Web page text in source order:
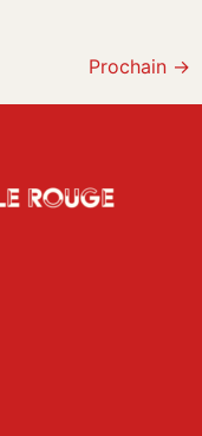
Prochain →